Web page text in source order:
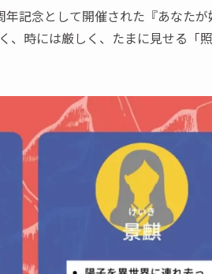
記念として開催された『あなた
、時には厳しく、たまに見せる